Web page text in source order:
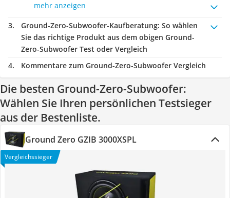
mehr anzeigen
Ground-Zero-Subwoofer-Kaufberatung: So wählen
Sie das richtige Produkt aus dem obigen Ground-
Zero-Subwoofer Test oder Vergleich
Kommentare zum Ground-Zero-Subwoofer Vergleich
Die besten Ground-Zero-Subwoofer:
Wählen Sie Ihren persönlichen Testsieger
aus der Bestenliste.
Ground Zero GZIB 3000XSPL
Vergleichssieger